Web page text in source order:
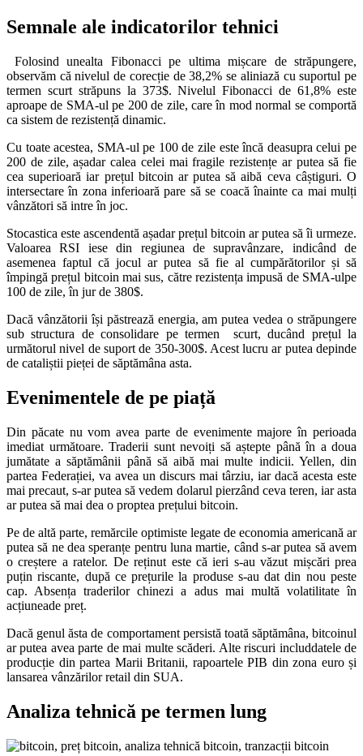
Semnale ale indicatorilor tehnici
Folosind unealta Fibonacci pe ultima mișcare de străpungere,
observăm că nivelul de corecție de 38,2% se aliniază cu suportul pe
termen scurt străpuns la 373$. Nivelul Fibonacci de 61,8% este
aproape de SMA-ul pe 200 de zile, care în mod normal se comportă
ca sistem de rezistență dinamic.
Cu toate acestea, SMA-ul pe 100 de zile este încă deasupra celui pe
200 de zile, așadar calea celei mai fragile rezistențe ar putea să fie
cea superioară iar prețul bitcoin ar putea să aibă ceva câștiguri. O
intersectare în zona inferioară pare să se coacă înainte ca mai mulți
vânzători să intre în joc.
Stocastica este ascendentă așadar prețul bitcoin ar putea să îi urmeze.
Valoarea RSI iese din regiunea de supravânzare, indicând de
asemenea faptul că jocul ar putea să fie al cumpărătorilor și să
împingă prețul bitcoin mai sus, către rezistența impusă de SMA-ulpe
100 de zile, în jur de 380$.
Dacă vânzătorii își păstrează energia, am putea vedea o străpungere
sub structura de consolidare pe termen scurt, ducând prețul la
următorul nivel de suport de 350-300$. Acest lucru ar putea depinde
de cataliștii pieței de săptămâna asta.
Evenimentele de pe piață
Din păcate nu vom avea parte de evenimente majore în perioada
imediat următoare. Traderii sunt nevoiți să aștepte până în a doua
jumătate a săptămânii până să aibă mai multe indicii. Yellen, din
partea Federației, va avea un discurs mai târziu, iar dacă acesta este
mai precaut, s-ar putea să vedem dolarul pierzând ceva teren, iar asta
ar putea să mai dea o proptea prețului bitcoin.
Pe de altă parte, remărcile optimiste legate de economia americană ar
putea să ne dea speranțe pentru luna martie, când s-ar putea să avem
o creștere a ratelor. De reținut este că ieri s-au văzut mișcări prea
puțin riscante, după ce prețurile la produse s-au dat din nou peste
cap. Absența traderilor chinezi a adus mai multă volatilitate în
acțiuneade preț.
Dacă genul ăsta de comportament persistă toată săptămâna, bitcoinul
ar putea avea parte de mai multe scăderi. Alte riscuri includdatele de
producție din partea Marii Britanii, rapoartele PIB din zona euro și
lansarea vânzărilor retail din SUA.
Analiza tehnică pe termen lung